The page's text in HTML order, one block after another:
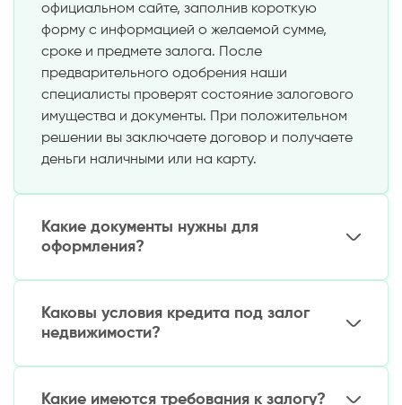
официальном сайте, заполнив короткую
форму с информацией о желаемой сумме,
сроке и предмете залога. После
предварительного одобрения наши
специалисты проверят состояние залогового
имущества и документы. При положительном
решении вы заключаете договор и получаете
деньги наличными или на карту.
Какие документы нужны для
оформления?
Необходимо подготовить:
Паспорт
Документы, подтверждающие право
Каковы условия кредита под залог
недвижимости?
Сумма займа: от 5 до 300 миллионов сум
Срок: до 36 месяцев
Какие имеются требования к залогу?